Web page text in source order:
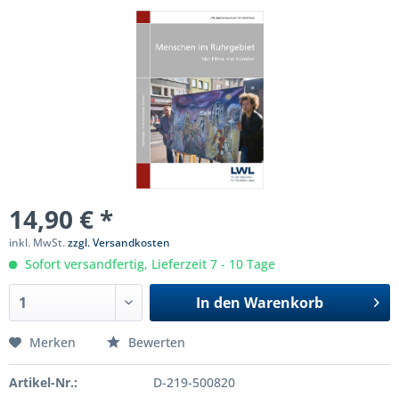
14,90 € *
inkl. MwSt.zzgl. Versandkosten
Sofort versandfertig, Lieferzeit 7 - 10 Tage
In den Warenkorb
Merken Bewerten
Artikel-Nr.: D-219-500820